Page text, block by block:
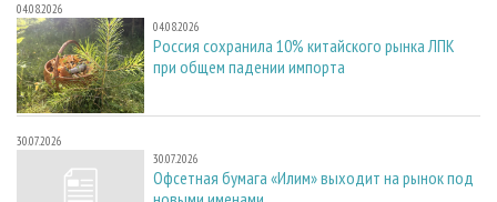
04.08.2026
04.08.2026
Россия сохранила 10% китайского рынка ЛПК
при общем падении импорта
30.07.2026
30.07.2026
Офсетная бумага «Илим» выходит на рынок под